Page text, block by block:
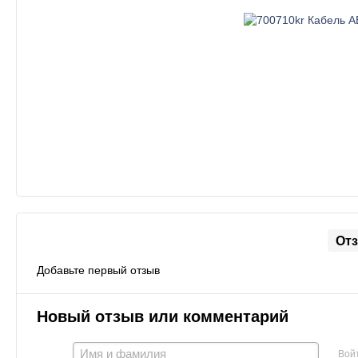
Добавьте первый отзыв
Новый отзыв или комментарий